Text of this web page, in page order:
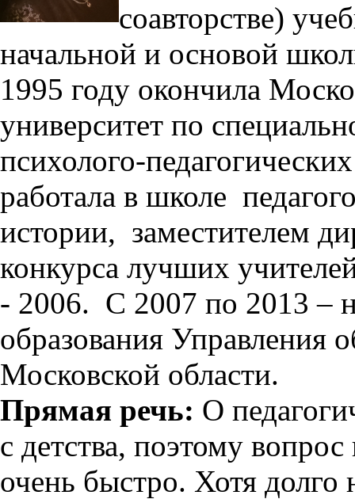
соавторстве)
начальной и основой
1995 году окончила
университет по
психолого-
работала в школе
истории, заместителем
конкурса лучших
- 2006. С 2007 по 2013 –
образования Управления
Московской области.
Прямая речь: О
с детства, поэтому
очень быстро. Хотя долго